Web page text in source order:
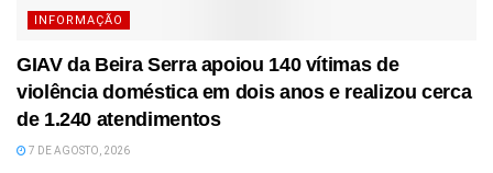
INFORMAÇÃO
GIAV da Beira Serra apoiou 140 vítimas de
violência doméstica em dois anos e realizou cerca
de 1.240 atendimentos
7 DE AGOSTO, 2026